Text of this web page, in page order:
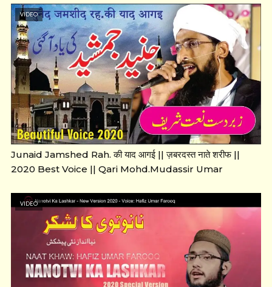
VIDEO
Junaid Jamshed Rah. की याद आगई || ज़बरदस्त नाते शरीफ ||
2020 Best Voice || Qari Mohd.Mudassir Umar
VIDEO